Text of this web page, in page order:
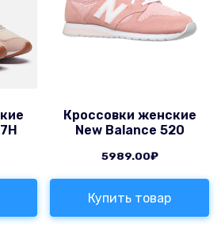
Кроссовки женские
New Balance 520
5989.00₽
Купить товар